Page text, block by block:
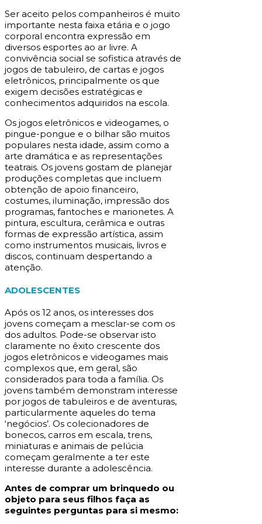
Ser aceito pelos companheiros é muito
importante nesta faixa etária e o jogo
corporal encontra expressão em
diversos esportes ao ar livre. A
convivência social se sofistica através de
jogos de tabuleiro, de cartas e jogos
eletrônicos, principalmente os que
exigem decisões estratégicas e
conhecimentos adquiridos na escola.
Os jogos eletrônicos e videogames, o
pingue-pongue e o bilhar são muitos
populares nesta idade, assim como a
arte dramática e as representações
teatrais. Os jovens gostam de planejar
produções completas que incluem
obtenção de apoio financeiro,
costumes, iluminação, impressão dos
programas, fantoches e marionetes. A
pintura, escultura, cerâmica e outras
formas de expressão artística, assim
como instrumentos musicais, livros e
discos, continuam despertando a
atenção.
ADOLESCENTES
Após os 12 anos, os interesses dos
jovens começam a mesclar-se com os
dos adultos. Pode-se observar isto
claramente no êxito crescente dos
jogos eletrônicos e videogames mais
complexos que, em geral, são
considerados para toda a família. Os
jovens também demonstram interesse
por jogos de tabuleiros e de aventuras,
particularmente aqueles do tema
‘negócios’. Os colecionadores de
bonecos, carros em escala, trens,
miniaturas e animais de pelúcia
começam geralmente a ter este
interesse durante a adolescência.
Antes de comprar um brinquedo ou
objeto para seus filhos faça as
seguintes perguntas para si mesmo: